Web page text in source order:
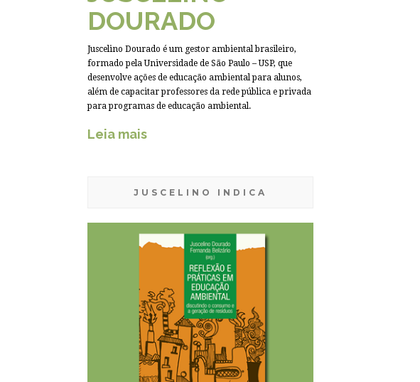
DOURADO
Juscelino Dourado é um gestor ambiental brasileiro,
formado pela Universidade de São Paulo – USP, que
desenvolve ações de educação ambiental para alunos,
além de capacitar professores da rede pública e privada
para programas de educação ambiental.
Leia mais
JUSCELINO INDICA